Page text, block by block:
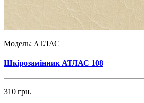
Модель: АТЛАС
Шкірозамінник АТЛАС 108
310 грн.